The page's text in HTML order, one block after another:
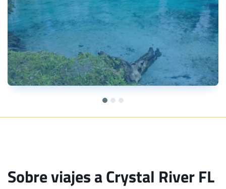
Sobre viajes a Crystal River FL